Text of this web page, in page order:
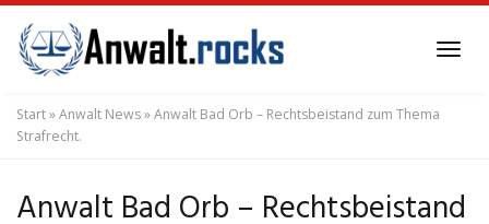
to
main
content
Start»Anwalt News»Anwalt Bad Orb – Rechtsbeistand zum Thema
Strafrecht.
Anwalt Bad Orb – Rechtsbeistand